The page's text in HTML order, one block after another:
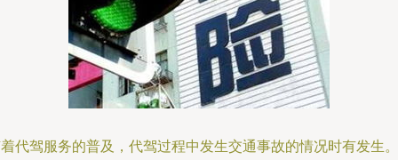
代驾服务的普及，代驾过程中发生交通事故的情况时有发生。